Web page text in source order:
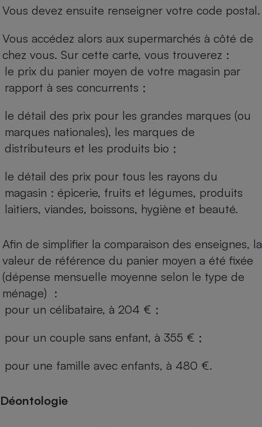
Vous devez ensuite renseigner votre code postal.
Vous accédez alors aux supermarchés à côté de
chez vous. Sur cette carte, vous trouverez :
le prix du panier moyen de votre magasin par
rapport à ses concurrents ;
le détail des prix pour les grandes marques (ou
marques nationales), les marques de
distributeurs et les produits bio ;
le détail des prix pour tous les rayons du
magasin : épicerie, fruits et légumes, produits
laitiers, viandes, boissons, hygiène et beauté.
Afin de simplifier la comparaison des enseignes, la
valeur de référence du panier moyen a été fixée
(dépense mensuelle moyenne selon le type de
ménage) :
pour un célibataire, à 204 € ;
pour un couple sans enfant, à 355 € ;
pour une famille avec enfants, à 480 €.
Déontologie